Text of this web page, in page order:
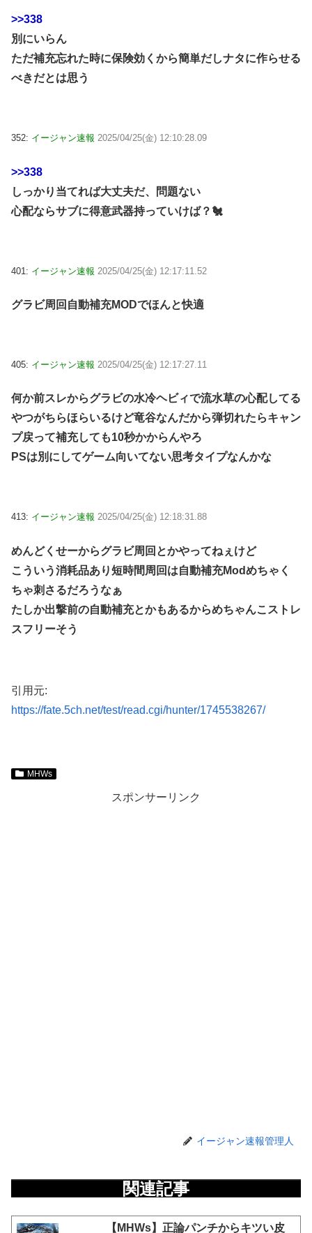
>>338
別にいらん
ただ補充忘れた時に保険効くから簡単だしナタに作らせる
べきだとは思う
352: イージャン速報 2025/04/25(金) 12:10:28.09
>>338
しっかり当てれば大丈夫だ、問題ない
心配ならサブに得意武器持っていけば？🐔
401: イージャン速報 2025/04/25(金) 12:17:11.52
グラビ周回自動補充MODでほんと快適
405: イージャン速報 2025/04/25(金) 12:17:27.11
何か前スレからグラビの水冷ヘビィで流水草の心配してる
やつがちらほらいるけど竜谷なんだから弾切れたらキャン
プ戻って補充しても10秒かからんやろ
PSは別にしてゲーム向いてない思考タイプなんかな
413: イージャン速報 2025/04/25(金) 12:18:31.88
めんどくせーからグラビ周回とかやってねぇけど
こういう消耗品あり短時間周回は自動補充Modめちゃく
ちゃ刺さるだろうなぁ
たしか出撃前の自動補充とかもあるからめちゃんこストレ
スフリーそう
引用元:
https://fate.5ch.net/test/read.cgi/hunter/1745538267/
MHWs
スポンサーリンク
イージャン速報管理人
関連記事
【MHWs】正論パンチからキツい皮